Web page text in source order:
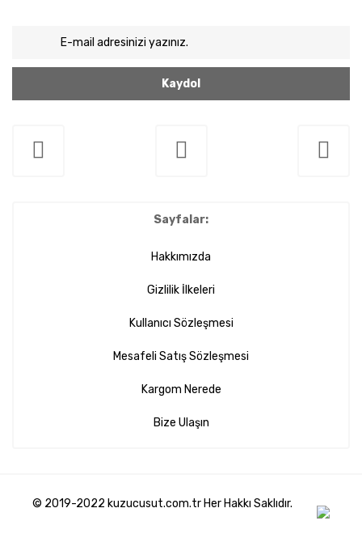
Kaydol
Sayfalar:
Hakkımızda
Gizlilik İlkeleri
Kullanıcı Sözleşmesi
Mesafeli Satış Sözleşmesi
Kargom Nerede
Bize Ulaşın
© 2019-2022 kuzucusut.com.tr Her Hakkı Saklıdır.